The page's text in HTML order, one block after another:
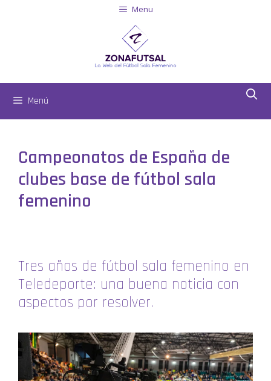
Menu
Menú
Campeonatos de España de
clubes base de fútbol sala
femenino
Tres años de fútbol sala femenino en
Teledeporte: una buena noticia con
aspectos por resolver.